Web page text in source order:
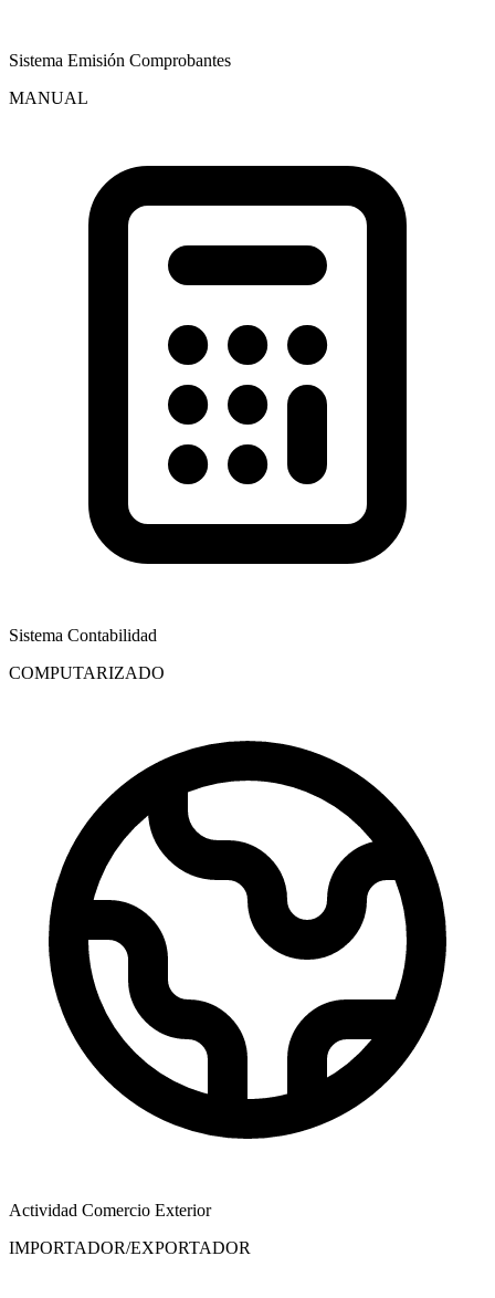
Sistema Emisión Comprobantes
MANUAL
Sistema Contabilidad
COMPUTARIZADO
Actividad Comercio Exterior
IMPORTADOR/EXPORTADOR